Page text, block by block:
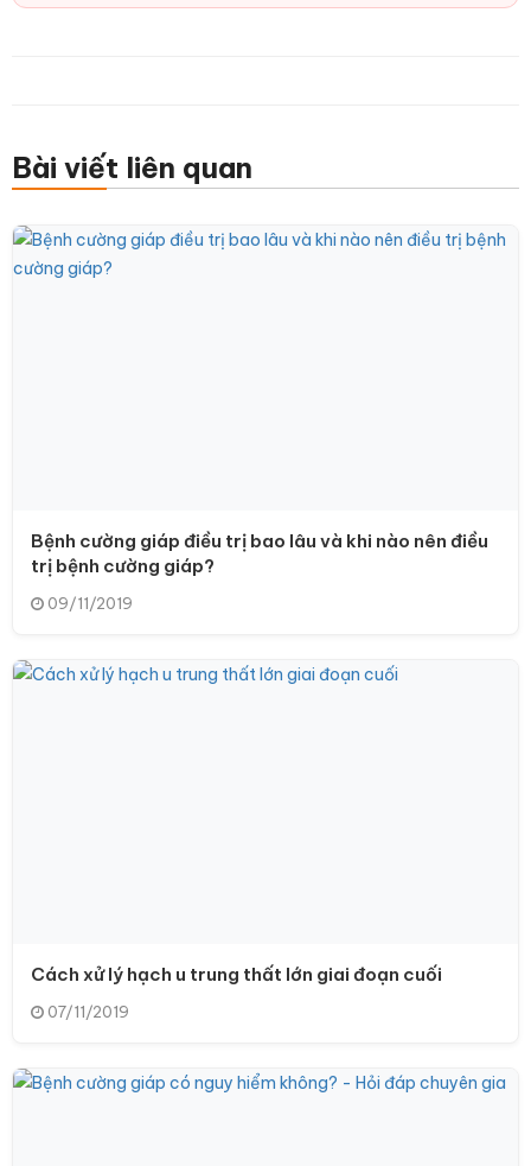
Bài viết liên quan
Bệnh cường giáp điều trị bao lâu và khi nào nên điều
trị bệnh cường giáp?
09/11/2019
Cách xử lý hạch u trung thất lớn giai đoạn cuối
07/11/2019